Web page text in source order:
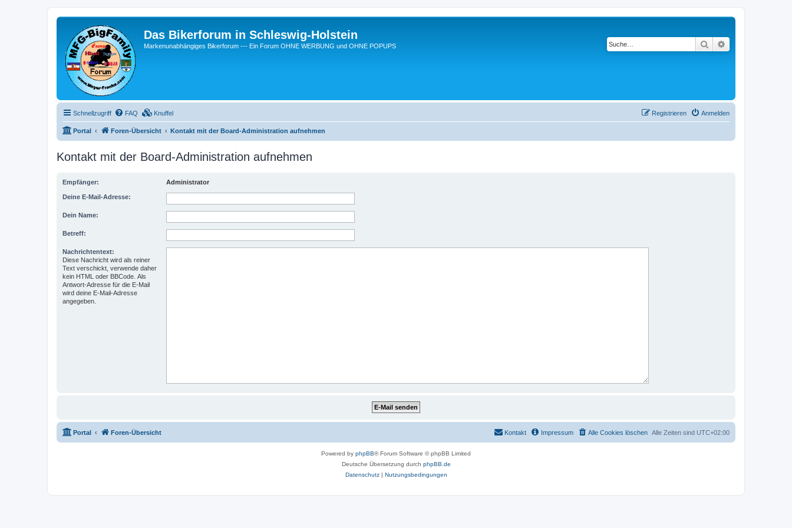
Das Bikerforum in Schleswig-Holstein
Markenunabhängiges Bikerforum --- Ein Forum OHNE WERBUNG und OHNE POPUPS Suche
Schnellzugriff FAQ Knuffel Anmelden
Registrieren
Portal Foren-Übersicht Kontakt mit der Board-Administration aufnehmen
Kontakt mit der Board-Administration aufnehmen
Empfänger: Administrator
Deine E-Mail-Adresse:
Dein Name:
Betreff:
Nachrichtentext:
Diese Nachricht wird als reiner
Text verschickt, verwende daher
kein HTML oder BBCode. Als
Antwort-Adresse für die E-Mail
wird deine E-Mail-Adresse
angegeben.
Portal Foren-Übersicht Alle Zeiten sind UTC+02:00
Alle Cookies löschen
Impressum
Kontakt
Powered by phpBB® Forum Software © phpBB Limited
Deutsche Übersetzung durch phpBB.de
Datenschutz| Nutzungsbedingungen